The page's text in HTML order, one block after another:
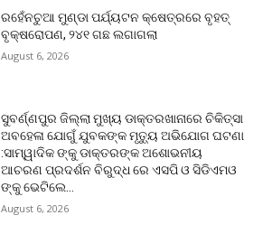
ରହେଁନଚୁଆ ମୁଣ୍ଡା ପର୍ଯ୍ୟଟନ କ୍ଷେତ୍ରରେ ବୃହତ୍
ବୃକ୍ଷରୋପଣ, ୨୪୧ ଗଛ ଲଗାଗଲା
August 6, 2026
ସୁବର୍ଣ୍ଣପୁର ଜିଲ୍ଲା ମୁଖ୍ୟ ଡାକ୍ତରଖାନାରେ ଚିକିତ୍ସା
ଅବହେଳା ଯୋଗୁଁ ଯୁବକଙ୍କ ମୃତ୍ୟୁ ଅଭିଯୋଗ ଘଟଣା
:ସାମ୍ୱାଦିକ ଙ୍କୁ ଡାକ୍ତରଙ୍କ ଅଶୋଭନୀୟ
ଆଚରଣ ପ୍ରଦର୍ଶନ ବିରୁଦ୍ଧ ରେ ଏସପି ଓ ସିଡିଏମଓ
ଙ୍କୁ ଭେଟିଲେ...
August 6, 2026